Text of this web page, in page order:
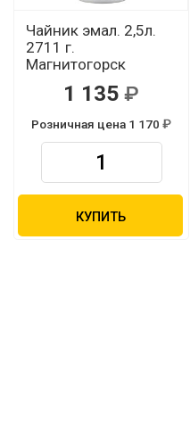
Чайник эмал. 2,5л.
2711 г.
Магнитогорск
1 135
Розничная цена 1 170
КУПИТЬ